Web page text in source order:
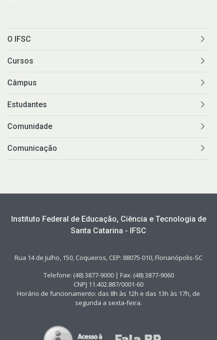
O IFSC
Cursos
Câmpus
Estudantes
Comunidade
Comunicação
Instituto Federal de Educação, Ciência e Tecnologia de
Santa Catarina - IFSC
Rua 14 de Julho, 150, Coqueiros, CEP: 88075-010, Florianópolis-SC
Telefone: (48) 3877-9000 | Fax: (48) 3877-9060
CNPJ 11.402.887/0001-60
Horário de funcionamento: das 8h às 12h e das 13h às 17h, de
segunda a sexta-feira.